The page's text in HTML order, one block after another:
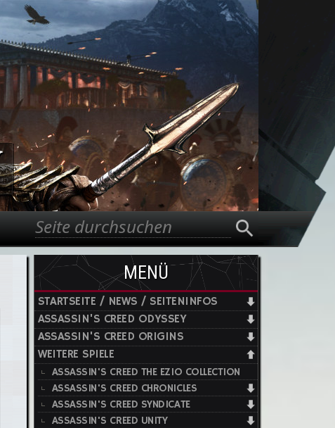
Suchformular
Suche
MENÜ
STARTSEITE / NEWS / SEITENINFOS
ASSASSIN'S CREED ODYSSEY
ASSASSIN'S CREED ORIGINS
WEITERE SPIELE
ASSASSIN'S CREED THE EZIO COLLECTION
ASSASSIN'S CREED CHRONICLES
ASSASSIN'S CREED SYNDICATE
ASSASSIN'S CREED UNITY